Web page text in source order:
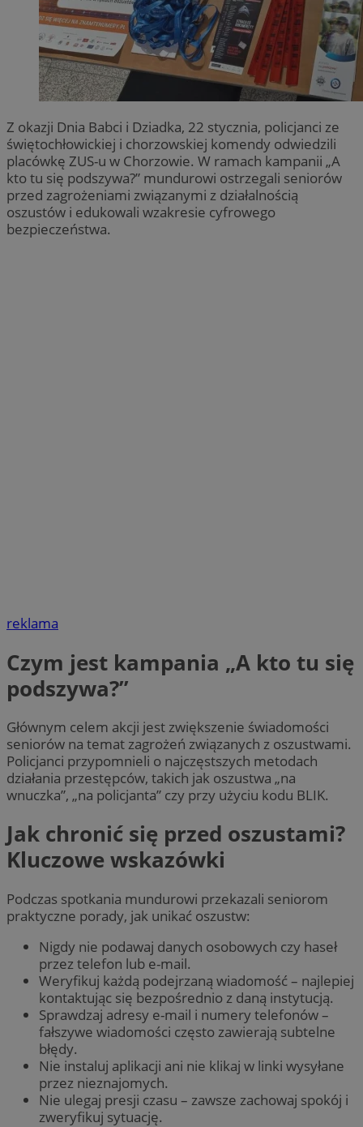
Z okazji Dnia Babci i Dziadka, 22 stycznia, policjanci ze
świętochłowickiej i chorzowskiej komendy odwiedzili
placówkę ZUS-u w Chorzowie. W ramach kampanii „A
kto tu się podszywa?” mundurowi ostrzegali seniorów
przed zagrożeniami związanymi z działalnością
oszustów i edukowali wzakresie cyfrowego
bezpieczeństwa.
reklama
Czym jest kampania „A kto tu się
podszywa?”
Głównym celem akcji jest zwiększenie świadomości
seniorów na temat zagrożeń związanych z oszustwami.
Policjanci przypomnieli o najczęstszych metodach
działania przestępców, takich jak oszustwa „na
wnuczka”, „na policjanta” czy przy użyciu kodu BLIK.
Jak chronić się przed oszustami?
Kluczowe wskazówki
Podczas spotkania mundurowi przekazali seniorom
praktyczne porady, jak unikać oszustw:
Nigdy nie podawaj danych osobowych czy haseł
przez telefon lub e-mail.
Weryfikuj każdą podejrzaną wiadomość – najlepiej
kontaktując się bezpośrednio z daną instytucją.
Sprawdzaj adresy e-mail i numery telefonów –
fałszywe wiadomości często zawierają subtelne
błędy.
Nie instaluj aplikacji ani nie klikaj w linki wysyłane
przez nieznajomych.
Nie ulegaj presji czasu – zawsze zachowaj spokój i
zweryfikuj sytuację.